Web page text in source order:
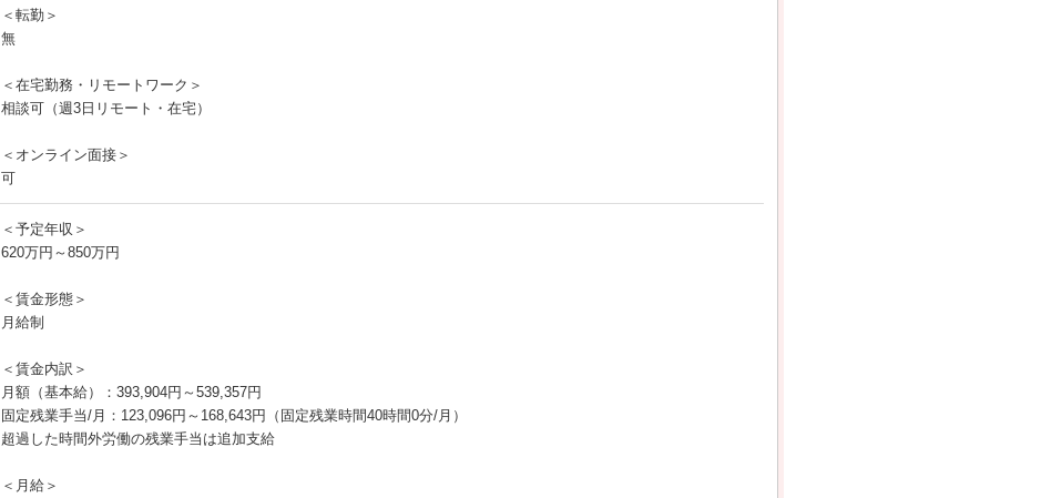
＜転勤＞
無
＜在宅勤務・リモートワーク＞
相談可（週3日リモート・在宅）
＜オンライン面接＞
可
＜予定年収＞
620万円～850万円
＜賃金形態＞
月給制
＜賃金内訳＞
月額（基本給）：393,904円～539,357円
固定残業手当/月：123,096円～168,643円（固定残業時間40時間0分/月）
超過した時間外労働の残業手当は追加支給
＜月給＞